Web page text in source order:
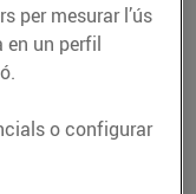
torrada de
plàtan,
per mesurar l’ús
un perfil
o configurar